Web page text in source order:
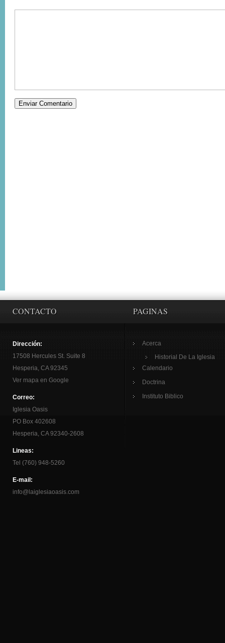
CONTACTO
Dirección:
17508 Hercules St. Suite 8
Hesperia, CA 92345
Ver mapa en Google
Correo:
Iglesia Oasis
PO Box 402608
Hesperia, CA 92340-2608
Lineas:
Tel (760) 948-5260
E-mail:
info@laiglesiaoasis.com
PAGINAS
Acerca
Historial De La Iglesia
Calendario
Doctrina
Instituto Biblico